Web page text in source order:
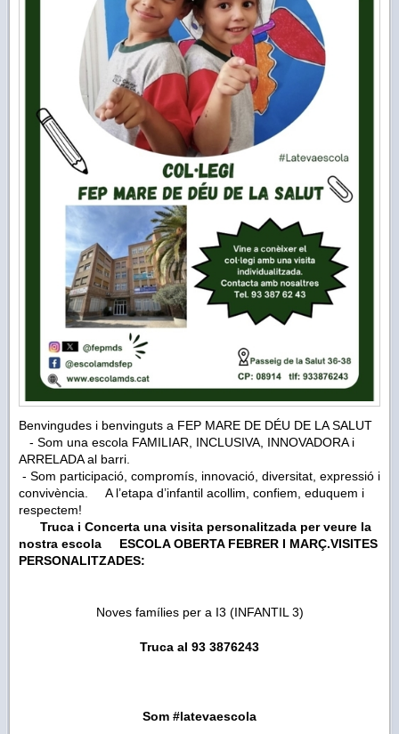
Benvingudes i benvinguts a FEP MARE DE DÉU DE LA SALUT
- Som una escola FAMILIAR, INCLUSIVA, INNOVADORA i
ARRELADA al barri.
- Som participació, compromís, innovació, diversitat, expressió i
convivència. A l’etapa d’infantil acollim, confiem, eduquem i
respectem!
Truca i Concerta una visita personalitzada per veure la
nostra escola
ESCOLA OBERTA FEBRER I MARÇ.VISITES
PERSONALITZADES:
Noves famílies per a I3 (INFANTIL 3)
Truca al 93 3876243
Som #latevaescola